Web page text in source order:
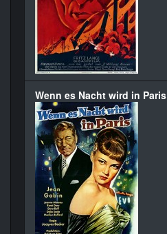
Wenn es Nacht wird in Paris